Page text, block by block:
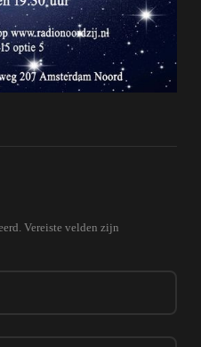
Vereiste velden zijn